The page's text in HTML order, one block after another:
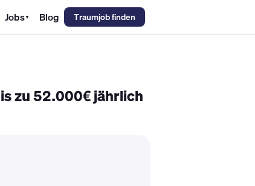
Jobs▼ Blog Traumjob finden
zu 52.000€ jährlich